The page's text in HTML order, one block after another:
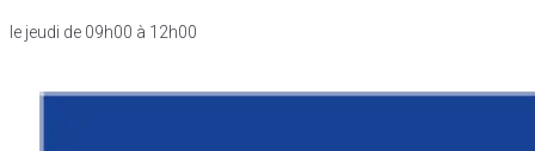
le jeudi de 09h00 à 12h00